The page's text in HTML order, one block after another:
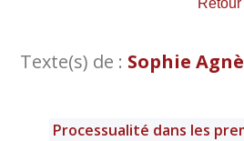
Texte(s) de : Sophie
Processualité dans les